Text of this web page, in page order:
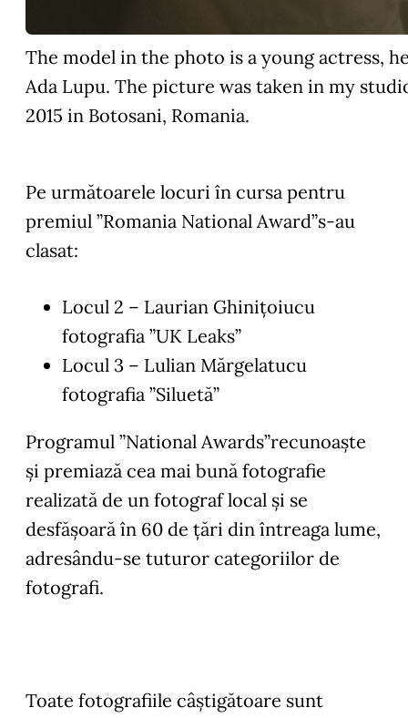
The model in the photo is a young actress,
Ada Lupu. The picture was taken in my
2015 in Botosani, Romania.
Pe următoarele locuri în cursa pentru
premiul ”Romania National Award”s-au
clasat:
Locul 2 – Laurian Ghinițoiucu
fotografia ”UK Leaks”
Locul 3 – Lulian Mărgelatucu
fotografia ”Siluetă”
Programul ”National Awards”recunoaște
și premiază cea mai bună fotografie
realizată de un fotograf local și se
desfășoară în 60 de țări din întreaga lume,
adresându-se tuturor categoriilor de
fotografi.
Toate fotografiile câștigătoare sunt